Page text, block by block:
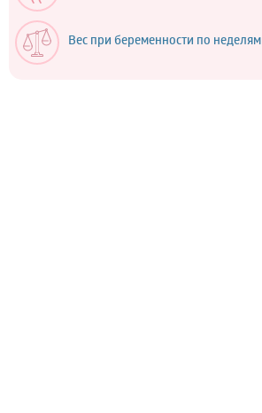
Вес при беременности по неделям